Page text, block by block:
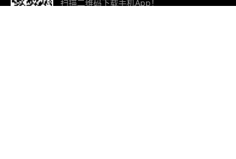
扫描二维码下载手机App！